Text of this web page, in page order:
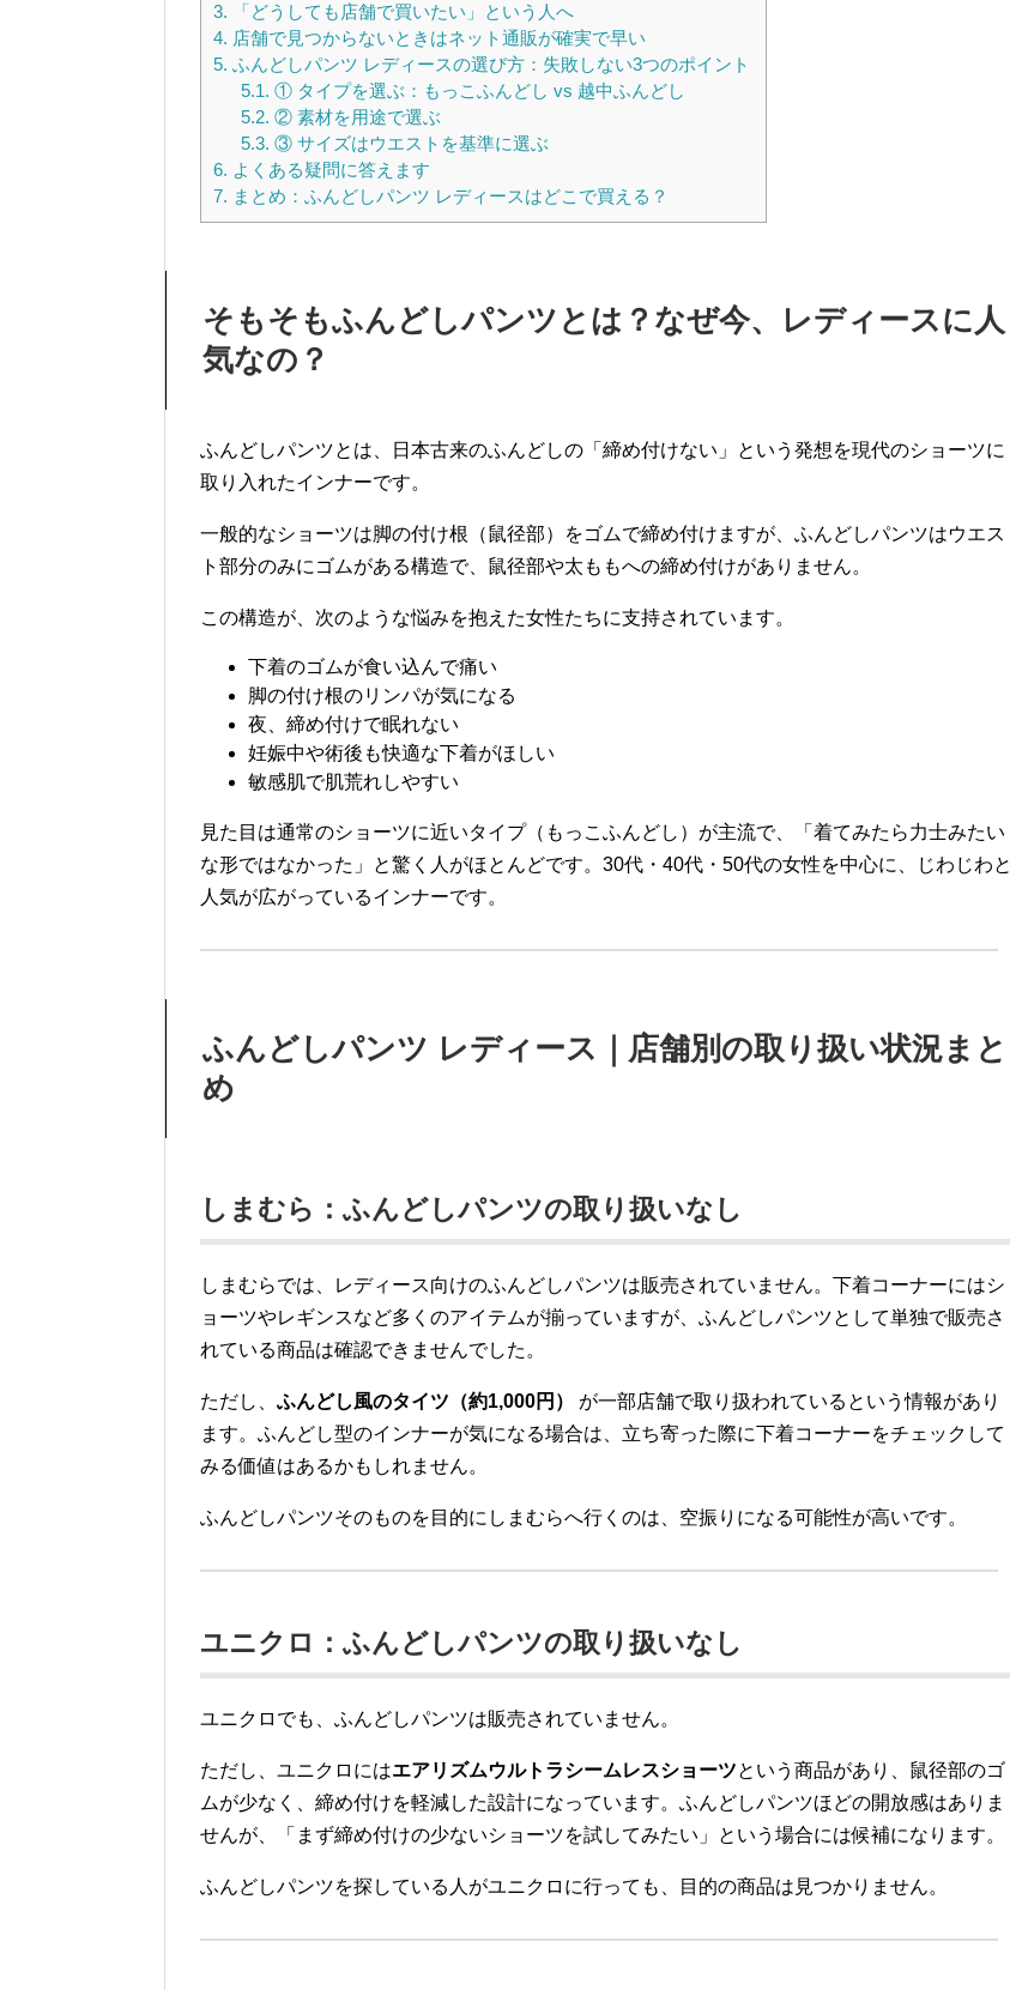
3. 「どうしても店舗で買いたい」という人へ
4. 店舗で見つからないときはネット通販が確実で早い
5. ふんどしパンツ レディースの選び方：失敗しない3つのポイント
5.1. ① タイプを選ぶ：もっこふんどし vs 越中ふんどし
5.2. ② 素材を用途で選ぶ
5.3. ③ サイズはウエストを基準に選ぶ
6. よくある疑問に答えます
7. まとめ：ふんどしパンツ レディースはどこで買える？
そもそもふんどしパンツとは？なぜ今、レディースに人
気なの？
ふんどしパンツとは、日本古来のふんどしの「締め付けない」という発想を現代のショーツに
取り入れたインナーです。
一般的なショーツは脚の付け根（鼠径部）をゴムで締め付けますが、ふんどしパンツはウエス
ト部分のみにゴムがある構造で、鼠径部や太ももへの締め付けがありません。
この構造が、次のような悩みを抱えた女性たちに支持されています。
下着のゴムが食い込んで痛い
脚の付け根のリンパが気になる
夜、締め付けで眠れない
妊娠中や術後も快適な下着がほしい
敏感肌で肌荒れしやすい
見た目は通常のショーツに近いタイプ（もっこふんどし）が主流で、「着てみたら力士みたい
な形ではなかった」と驚く人がほとんどです。30代・40代・50代の女性を中心に、じわじわと
人気が広がっているインナーです。
ふんどしパンツ レディース｜店舗別の取り扱い状況まと
め
しまむら：ふんどしパンツの取り扱いなし
しまむらでは、レディース向けのふんどしパンツは販売されていません。下着コーナーにはシ
ョーツやレギンスなど多くのアイテムが揃っていますが、ふんどしパンツとして単独で販売さ
れている商品は確認できませんでした。
ただし、 ふんどし風のタイツ（約1,000円）
が一部店舗で取り扱われているという情報があり
ます。ふんどし型のインナーが気になる場合は、立ち寄った際に下着コーナーをチェックして
みる価値はあるかもしれません。
ふんどしパンツそのものを目的にしまむらへ行くのは、空振りになる可能性が高いです。
ユニクロ：ふんどしパンツの取り扱いなし
ユニクロでも、ふんどしパンツは販売されていません。
ただし、ユニクロにはエアリズムウルトラシームレスショーツという商品があり、鼠径部のゴ
ムが少なく、締め付けを軽減した設計になっています。ふんどしパンツほどの開放感はありま
せんが、「まず締め付けの少ないショーツを試してみたい」という場合には候補になります。
ふんどしパンツを探している人がユニクロに行っても、目的の商品は見つかりません。